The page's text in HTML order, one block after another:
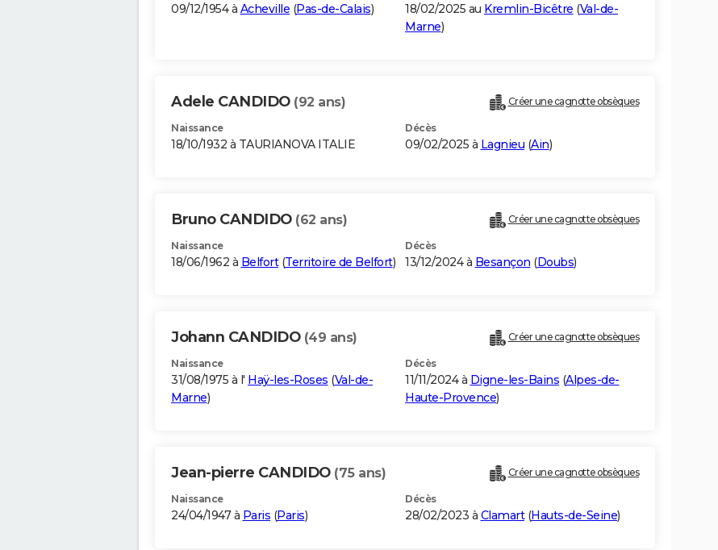
09/12/1954 à Acheville (Pas-de-Calais) 18/02/2025 au Kremlin-Bicêtre (Val-de-
Marne)
Adele CANDIDO (92 ans) Créer une cagnotte obsèques
Naissance
18/10/1932 à TAURIANOVA ITALIE
Décès
09/02/2025 à Lagnieu (Ain)
Bruno CANDIDO (62 ans) Créer une cagnotte obsèques
Naissance
18/06/1962 à Belfort(Territoire de Belfort)
Décès
13/12/2024 à Besançon (Doubs)
Johann CANDIDO (49 ans) Créer une cagnotte obsèques
Naissance
31/08/1975 à l' Haÿ-les-Roses (Val-de-
Marne)
Décès
11/11/2024 à Digne-les-Bains (Alpes-de-
Haute-Provence)
Jean-pierre CANDIDO (75 ans) Créer une cagnotte obsèques
Naissance
24/04/1947 à Paris (Paris)
Décès
28/02/2023 à Clamart(Hauts-de-Seine)